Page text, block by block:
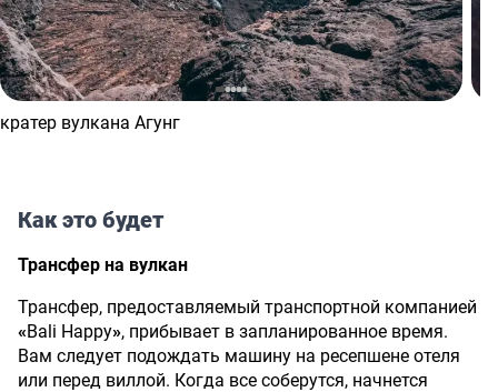
кратер вулкана Агунг
Как это будет
Трансфер на вулкан
Трансфер, предоставляемый транспортной компанией
«Bali Happy», прибывает в запланированное время.
Вам следует подождать машину на ресепшене отеля
или перед виллой. Когда все соберутся, начнется